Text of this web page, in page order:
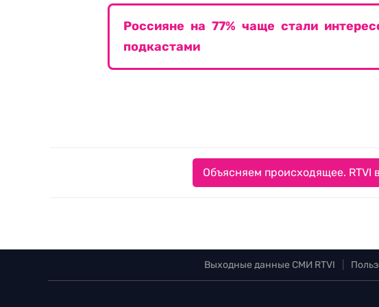
Россияне на 77% чаще стали
подкастами
Объясняем происходящее. RTVI
Выходные данные СМИ RTVI